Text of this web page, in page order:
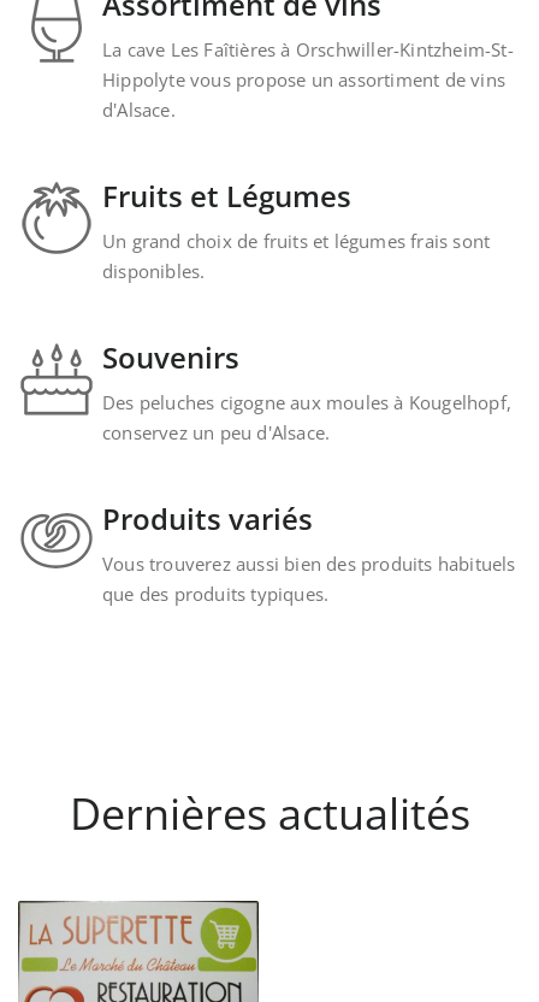
La cave Les Faîtières à Orschwiller-Kintzheim-St-
Hippolyte vous propose un assortiment de vins
d'Alsace.
Fruits et Légumes
Un grand choix de fruits et légumes frais sont
disponibles.
Souvenirs
Des peluches cigogne aux moules à Kougelhopf,
conservez un peu d'Alsace.
Produits variés
Vous trouverez aussi bien des produits habituels
que des produits typiques.
Dernières actualités